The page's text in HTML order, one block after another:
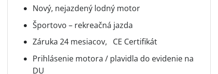
Nový, nejazdený lodný motor
Športovo – rekreačná jazda
Záruka 24 mesiacov, CE Certifikát
Prihlásenie motora / plavidla do evidenie na
DU